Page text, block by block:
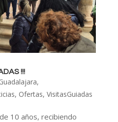
!!!
,
, Ofertas, VisitasGuiadas
10 años, recibiendo